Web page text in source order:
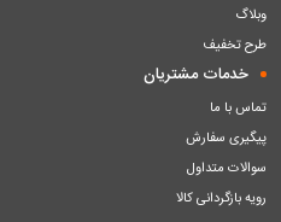
وبلاگ
طرح تخفیف
خدمات مشتریان
تماس با ما
پیگیری سفارش
سوالات متداول
رویه بازگردانی کالا